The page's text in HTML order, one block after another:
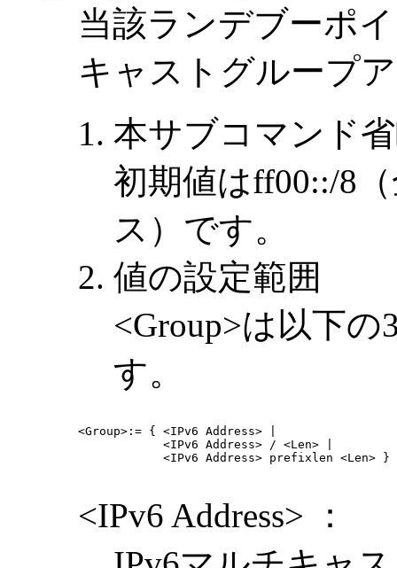
当該ランデブーポ
キャストグループ
本サブコマンド
初期値はff00::/8
ス）です。
値の設定範囲
<Group>は以下
す。
<Group>:= { <IPv6 Address> |
            <IPv6 Address> / <Len> |
            <IPv6 Address> prefixlen <Len> }
<IPv6 Address> ：